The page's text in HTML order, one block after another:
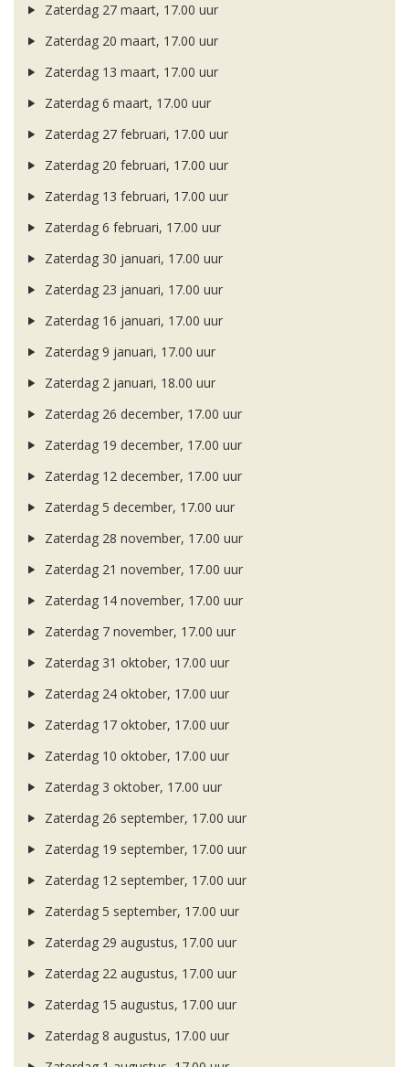
Zaterdag 27 maart, 17.00 uur
Zaterdag 20 maart, 17.00 uur
Zaterdag 13 maart, 17.00 uur
Zaterdag 6 maart, 17.00 uur
Zaterdag 27 februari, 17.00 uur
Zaterdag 20 februari, 17.00 uur
Zaterdag 13 februari, 17.00 uur
Zaterdag 6 februari, 17.00 uur
Zaterdag 30 januari, 17.00 uur
Zaterdag 23 januari, 17.00 uur
Zaterdag 16 januari, 17.00 uur
Zaterdag 9 januari, 17.00 uur
Zaterdag 2 januari, 18.00 uur
Zaterdag 26 december, 17.00 uur
Zaterdag 19 december, 17.00 uur
Zaterdag 12 december, 17.00 uur
Zaterdag 5 december, 17.00 uur
Zaterdag 28 november, 17.00 uur
Zaterdag 21 november, 17.00 uur
Zaterdag 14 november, 17.00 uur
Zaterdag 7 november, 17.00 uur
Zaterdag 31 oktober, 17.00 uur
Zaterdag 24 oktober, 17.00 uur
Zaterdag 17 oktober, 17.00 uur
Zaterdag 10 oktober, 17.00 uur
Zaterdag 3 oktober, 17.00 uur
Zaterdag 26 september, 17.00 uur
Zaterdag 19 september, 17.00 uur
Zaterdag 12 september, 17.00 uur
Zaterdag 5 september, 17.00 uur
Zaterdag 29 augustus, 17.00 uur
Zaterdag 22 augustus, 17.00 uur
Zaterdag 15 augustus, 17.00 uur
Zaterdag 8 augustus, 17.00 uur